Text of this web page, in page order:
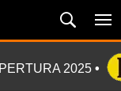
2025